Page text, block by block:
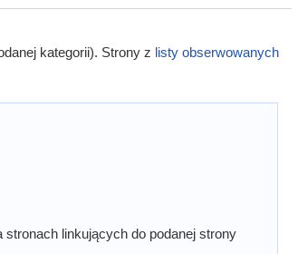
kategorii). Strony z listy obserwowanych
linkujących do podanej strony